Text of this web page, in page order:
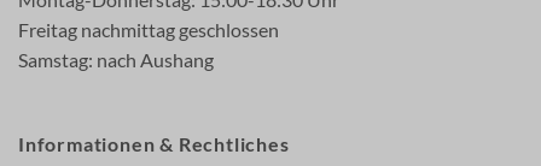
Freitag nachmittag geschlossen
Samstag: nach Aushang
Informationen & Rechtliches